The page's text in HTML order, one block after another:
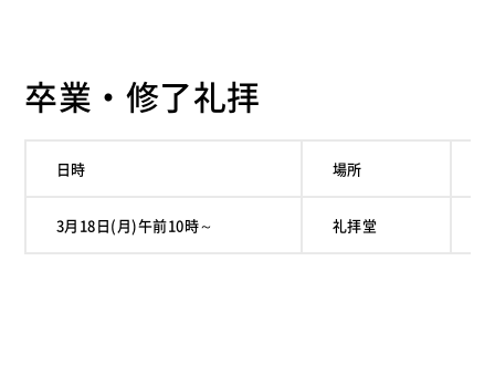
卒業・修了礼拝
日時 場所
3月18日(月)午前10時～ 礼拝堂